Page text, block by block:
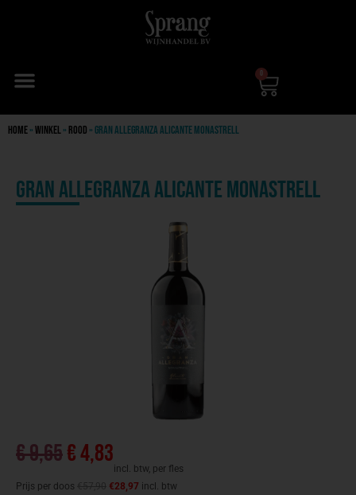
0
Home»Winkel» Rood»Gran Allegranza Alicante Monastrell
Gran Allegranza Alicante Monastrell
€9,65€4,83
incl. btw, per fles
Prijs per doos
€28,97 incl. btw